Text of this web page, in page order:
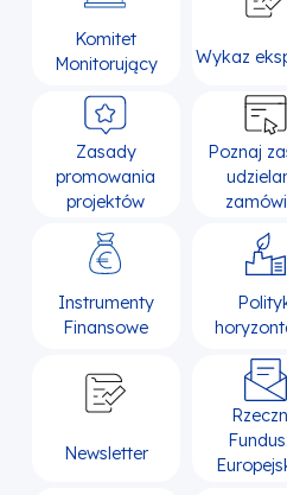
Komitet
Monitorujący
Wykaz
Zasady
promowania
projektów
Poznaj
Instrumenty
Finansowe
Newsletter